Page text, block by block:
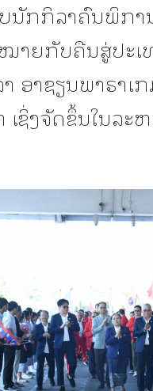
ນັກກິລາຄົນພິກ
າຍກັບຄືນສູ່ປະເ
ອາຊຽນພາຣາເ
ເຊິ່ງຈັດຂຶ້ນໃນລ